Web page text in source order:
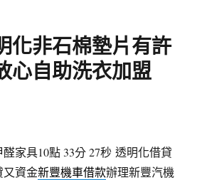
化非石棉墊片有許
心自助洗衣加盟
家具10點 33分 27秒 透明化借貸
又資金新豐機車借款辦理新豐汽機